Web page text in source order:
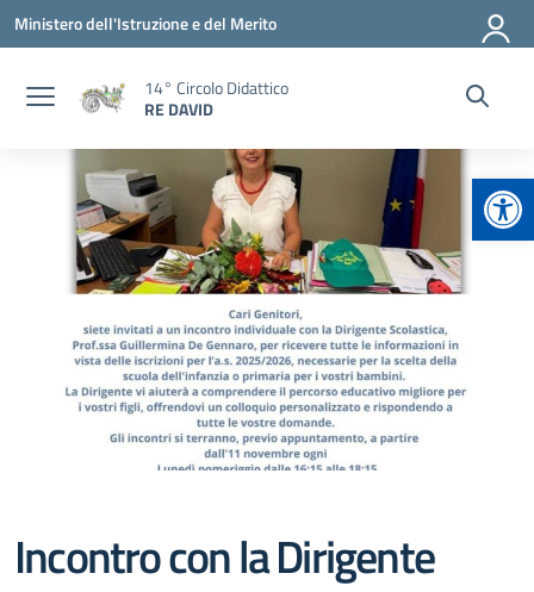
Vai ai contenuti
Vai al menu di navigazione
Vai al footer
Ministero dell'Istruzione e del Merito
14° Circolo Didattico
RE DAVID
Incontro con la Dirigente